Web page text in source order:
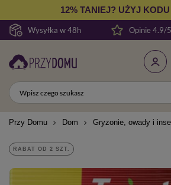
Wysyłka w 48h
12% TANIEJ? UŻYJ
Opinie 4.9/5
Przy Domu Dom Gryzonie, owady i
RABAT OD 2 SZT.